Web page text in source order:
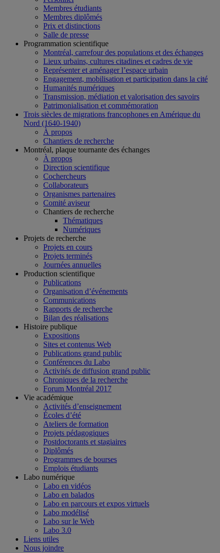
Membres étudiants
Membres diplômés
Prix et distinctions
Salle de presse
Programmation scientifique
Montréal, carrefour des populations et des échanges
Lieux urbains, cultures citadines et cadres de vie
Représenter et aménager l’espace urbain
Engagement, mobilisation et participation dans la cité
Humanités numériques
Transmission, médiation et valorisation des savoirs
Patrimonialisation et commémoration
Trois siècles de migrations francophones en Amérique du
Nord (1640-1940)
À propos
Chantiers de recherche
Montréal, plaque tournante des échanges
À propos
Direction scientifique
Cochercheurs
Collaborateurs
Organismes partenaires
Comité aviseur
Chantiers de recherche
Thématiques
Numériques
Projets de recherche
Projets en cours
Projets terminés
Journées annuelles
Production scientifique
Publications
Organisation d’événements
Communications
Rapports de recherche
Bilan des réalisations
Histoire publique
Expositions
Sites et contenus Web
Publications grand public
Conférences du Labo
Activités de diffusion grand public
Chroniques de la recherche
Forum Montréal 2017
Vie académique
Activités d’enseignement
Écoles d’été
Ateliers de formation
Projets pédagogiques
Postdoctorants et stagiaires
Diplômés
Programmes de bourses
Emplois étudiants
Labo numérique
Labo en vidéos
Labo en balados
Labo en parcours et expos virtuels
Labo modélisé
Labo sur le Web
Labo 3.0
Liens utiles
Nous joindre